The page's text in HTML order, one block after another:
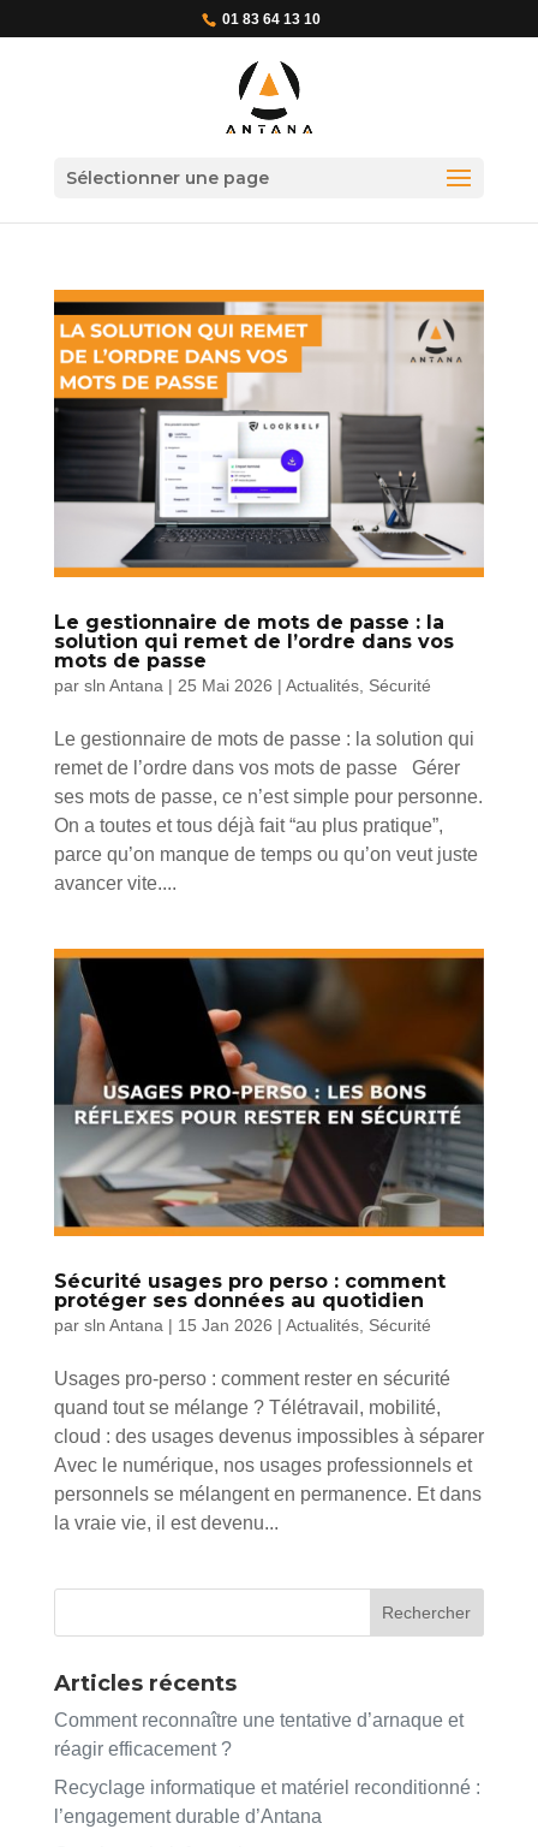
01 83 64 13 10
Sélectionner une page
Le gestionnaire de mots de passe : la
solution qui remet de l’ordre dans vos
mots de passe
par sln Antana | 25 Mai 2026 | Actualités, Sécurité
Le gestionnaire de mots de passe : la solution qui
remet de l’ordre dans vos mots de passe Gérer
ses mots de passe, ce n’est simple pour personne.
On a toutes et tous déjà fait “au plus pratique”,
parce qu’on manque de temps ou qu’on veut juste
avancer vite....
Sécurité usages pro perso : comment
protéger ses données au quotidien
par sln Antana | 15 Jan 2026 | Actualités, Sécurité
Usages pro-perso : comment rester en sécurité
quand tout se mélange ? Télétravail, mobilité,
cloud : des usages devenus impossibles à séparer
Avec le numérique, nos usages professionnels et
personnels se mélangent en permanence. Et dans
la vraie vie, il est devenu...
Articles récents
Comment reconnaître une tentative d’arnaque et
réagir efficacement ?
Recyclage informatique et matériel reconditionné :
l’engagement durable d’Antana